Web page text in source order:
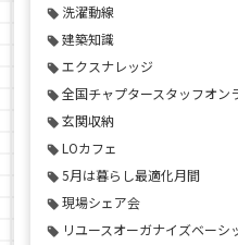
洗濯動線
建築知識
エクスナレッジ
全国チャプタースタッフオン
玄関収納
LOカフェ
5月は暮らし最適化月間
現場シェア会
リユースオーガナイズベーシ